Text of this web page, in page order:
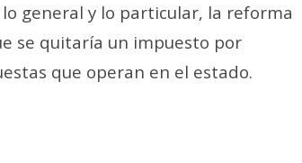
general y lo particular, la reforma
se quitaría un impuesto por
que operan en el estado.